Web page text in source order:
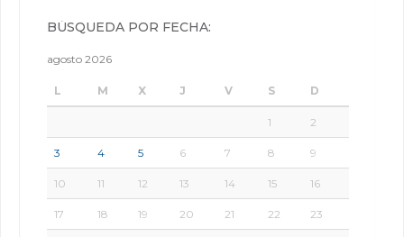
BÚSQUEDA POR FECHA:
agosto 2026
L M X J V S D
1 2
3 4 5 6 7 8 9
10 11 12 13 14 15 16
17 18 19 20 21 22 23